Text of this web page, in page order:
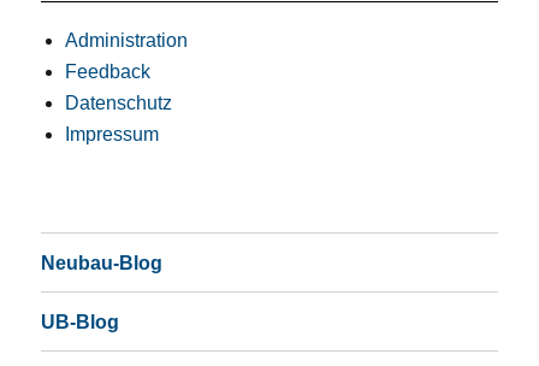
Administration
Feedback
Datenschutz
Impressum
Neubau-Blog
UB-Blog